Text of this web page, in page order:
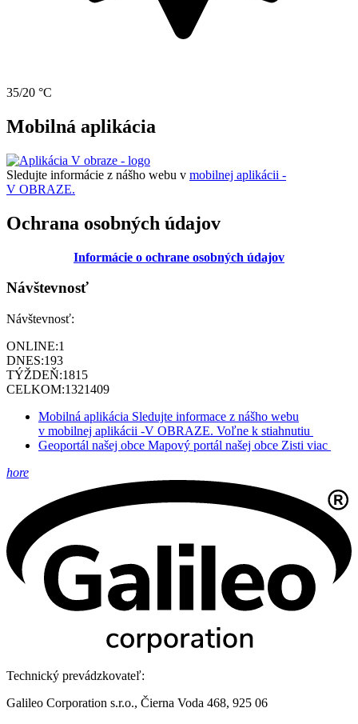
35/20 °C
Mobilná aplikácia
Sledujte informácie z nášho webu v mobilnej aplikácii -
V OBRAZE.
Ochrana osobných údajov
Informácie o ochrane osobných údajov
Návštevnosť
Návštevnosť:
ONLINE:1
DNES:193
TÝŽDEŇ:1815
CELKOM:1321409
Mobilná aplikácia Sledujte informace z nášho webu
v mobilnej aplikácii -V OBRAZE. Voľne k stiahnutiu
Geoportál našej obce Mapový portál našej obce Zisti viac
hore
Technický prevádzkovateľ:
Galileo Corporation s.r.o., Čierna Voda 468, 925 06